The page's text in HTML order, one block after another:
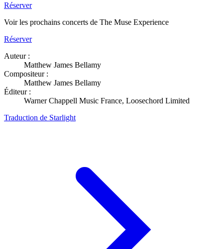
Réserver
Voir les prochains concerts de The Muse Experience
Réserver
Auteur :
Matthew James Bellamy
Compositeur :
Matthew James Bellamy
Éditeur :
Warner Chappell Music France, Loosechord Limited
Traduction de Starlight